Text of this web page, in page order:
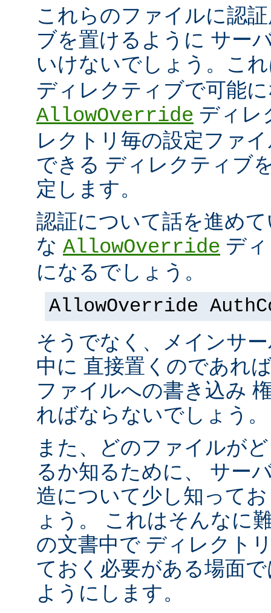
これらのファイルに認
ブを置けるように サー
いけないでしょう。こ
ディレクティブで可能
AllowOverride ディレ
レクトリ毎の設定ファ
できる ディレクティブ
定します。
認証について話を進め
な AllowOverride デ
になるでしょう。
AllowOverride
そうでなく、メインサ
中に 直接置くのであれ
ファイルへの書き込み
ればならないでしょう。
また、どのファイルが
るか知るために、 サー
造について少し知って
ょう。 これはそんなに
の文書中で ディレクト
ておく必要がある場面
ようにします。